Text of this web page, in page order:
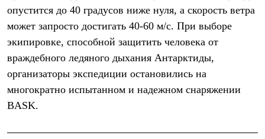
Лёгкая одежда
Футболки
Брюки
Софтшелл одежда
Куртки
Флисовая одежда
Куртки
Брюки
опустится до 40 градусов ниже нуля, а скорость ветра
может запросто достигать 40-60 м/с. При выборе
экипировке, способной защитить человека от
враждебного ледяного дыхания Антарктиды,
организаторы экспедиции остановились на
многократно испытанном и надежном снаряжении
BASK.